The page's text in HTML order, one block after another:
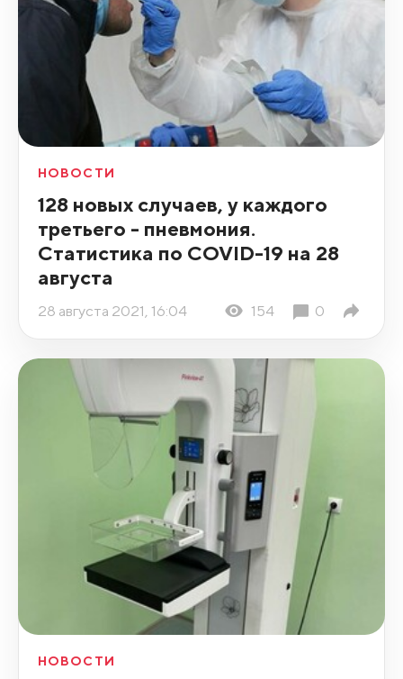
НОВОСТИ
128 новых случаев, у каждого
третьего - пневмония.
Статистика по COVID-19 на 28
августа
28 августа 2021, 16:04 154 0
НОВОСТИ